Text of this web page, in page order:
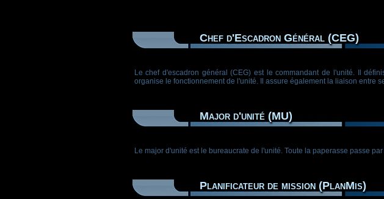
Chef d'Escadron Général (CEG)
Le chef d'escadron général (CEG) est le commandant de l'unité. Il
organise le fonctionnement de l'unité. Il assure également la liaison entre
Major d'unité (MU)
Le major d'unité est le bureaucrate de l'unité. Toute la paperasse passe
Planificateur de mission (PlanMis)